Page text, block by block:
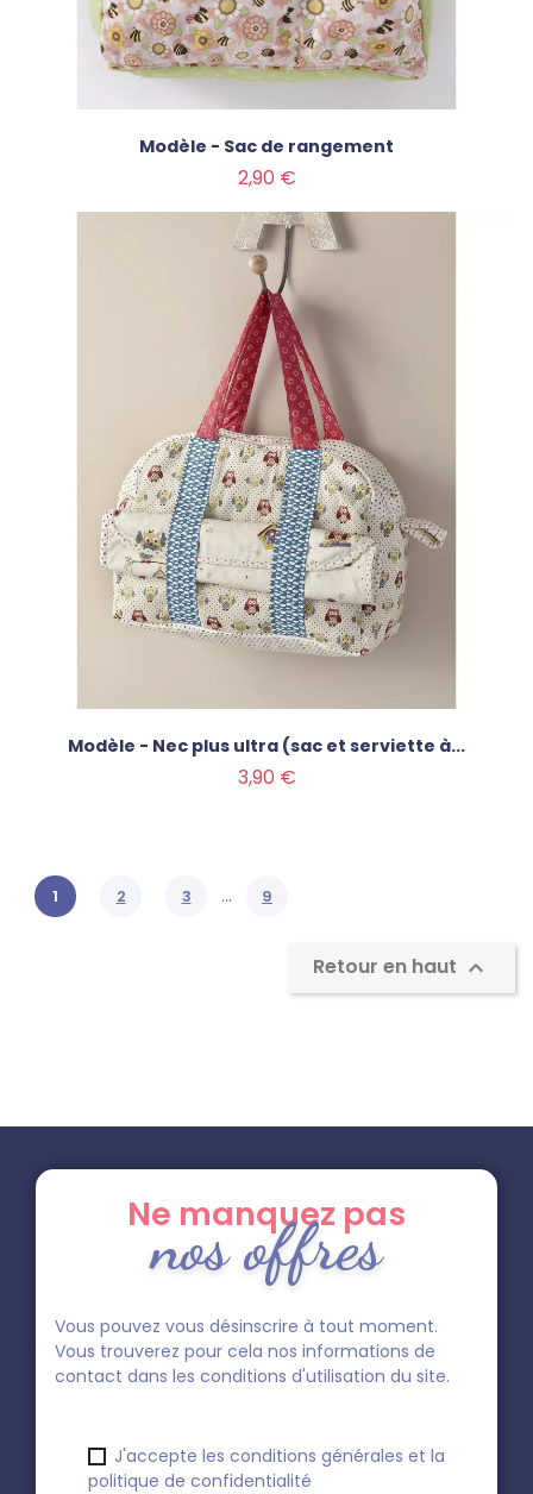
Modèle - Sac de rangement
2,90 €
Modèle - Nec plus ultra (sac et serviette à...
3,90 €
1 2 3 … 9
Retour en haut 
Ne manquez pas
nos offres
Vous pouvez vous désinscrire à tout moment.
Vous trouverez pour cela nos informations de
contact dans les conditions d'utilisation du site.
J'accepte les conditions générales et la
politique de confidentialité